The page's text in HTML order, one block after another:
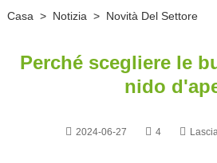
Casa > Notizia > Novità Del Settore
Perché scegliere le
nido
2024-06-27 4